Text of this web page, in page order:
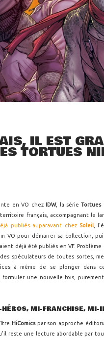
IL EST
TORTUES
en VO chez IDW, la sérieTortues
français, accompagnant le
publiés auparavant chez Soleil,
VO pour démarrer sa collection,
déjà été publiés en VF.
spéculateurs de toutes sortes,
à même de se plonger dans
formuler une nouvelle fois,
HÉROS, MI-FRANCHISE, MI-
HiComics par son approche
reste une lecture abordable par